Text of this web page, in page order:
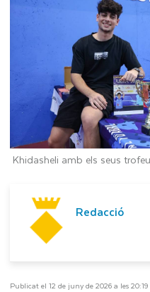
Khidasheli amb els seus
Redacció
Publicat el 12 de juny de 2026 a les 20:19